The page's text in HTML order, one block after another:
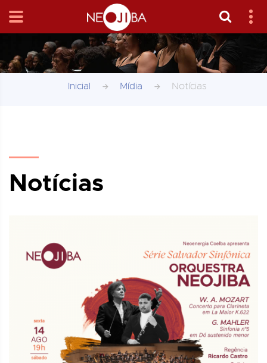
Inicial Mídia Notícias
Notícias